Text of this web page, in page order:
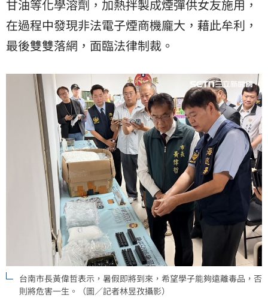
甘油等化學溶劑，加熱拌製成煙彈供女友施用，
在過程中發現非法電子煙商機龐大，藉此牟利，
最後雙雙落網，面臨法律制裁。
台南市長黃偉哲表示，暑假即將到來，希望學子能夠遠離毒品，否
則將危害一生。（圖／記者林昱孜攝影）